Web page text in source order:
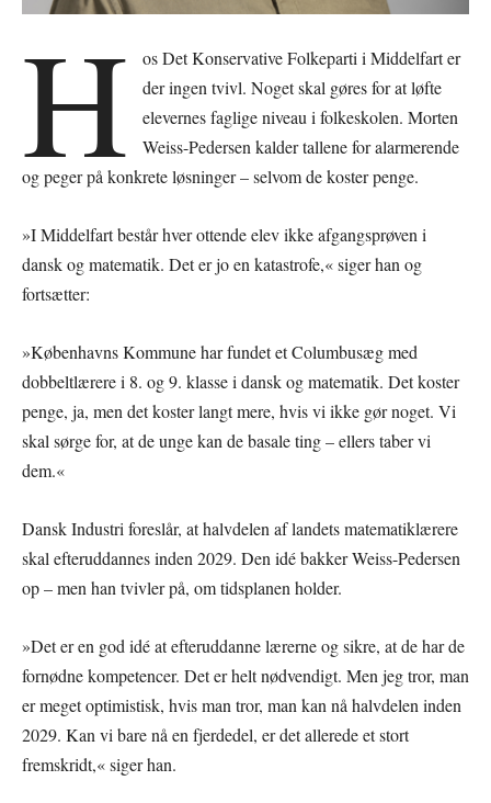
H
os Det Konservative Folkeparti i Middelfart er
der ingen tvivl. Noget skal gøres for at løfte
elevernes faglige niveau i folkeskolen. Morten
Weiss-Pedersen kalder tallene for alarmerende
og peger på konkrete løsninger – selvom de koster penge.
»I Middelfart består hver ottende elev ikke afgangsprøven i
dansk og matematik. Det er jo en katastrofe,« siger han og
fortsætter:
»Københavns Kommune har fundet et Columbusæg med
dobbeltlærere i 8. og 9. klasse i dansk og matematik. Det koster
penge, ja, men det koster langt mere, hvis vi ikke gør noget. Vi
skal sørge for, at de unge kan de basale ting – ellers taber vi
dem.«
Dansk Industri foreslår, at halvdelen af landets matematiklærere
skal efteruddannes inden 2029. Den idé bakker Weiss-Pedersen
op – men han tvivler på, om tidsplanen holder.
»Det er en god idé at efteruddanne lærerne og sikre, at de har de
fornødne kompetencer. Det er helt nødvendigt. Men jeg tror, man
er meget optimistisk, hvis man tror, man kan nå halvdelen inden
2029. Kan vi bare nå en fjerdedel, er det allerede et stort
fremskridt,« siger han.